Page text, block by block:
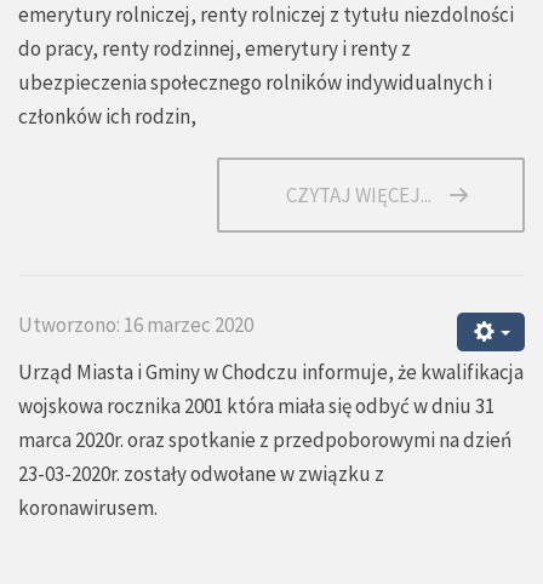
emerytury rolniczej, renty rolniczej z tytułu niezdolności
do pracy, renty rodzinnej, emerytury i renty z
ubezpieczenia społecznego rolników indywidualnych i
członków ich rodzin,
CZYTAJ WIĘCEJ...
Utworzono: 16 marzec 2020
Urząd Miasta i Gminy w Chodczu informuje, że kwalifikacja
wojskowa rocznika 2001 która miała się odbyć w dniu 31
marca 2020r. oraz spotkanie z przedpoborowymi na dzień
23-03-2020r. zostały odwołane w związku z
koronawirusem.